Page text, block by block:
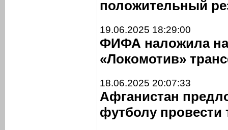
положительный
19.06.2025 18:29:00
ФИФА наложила на
«Локомотив»
18.06.2025 20:07:33
Афганистан
футболу провести